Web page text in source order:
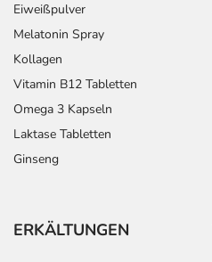
Eiweißpulver
Melatonin Spray
Kollagen
Vitamin B12 Tabletten
Omega 3 Kapseln
Laktase Tabletten
Ginseng
ERKÄLTUNGEN